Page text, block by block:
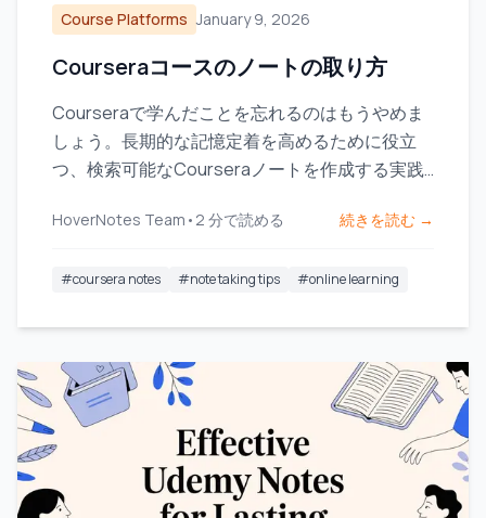
Course Platforms January 9, 2026
Courseraコースのノートの取り方
Courseraで学んだことを忘れるのはもうやめま
しょう。長期的な記憶定着を高めるために役立
つ、検索可能なCourseraノートを作成する実践
HoverNotes Team • 2 分で読める 続きを読む →
#coursera notes #note taking tips #online learning